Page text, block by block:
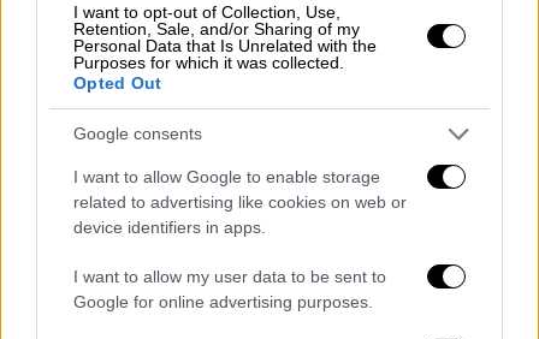
I want to opt-out of Collection, Use,
Retention, Sale, and/or Sharing of my
Personal Data that Is Unrelated with the
Purposes for which it was collected.
Opted Out
Google consents
I want to allow Google to enable storage
related to advertising like cookies on web or
device identifiers in apps.
I want to allow my user data to be sent to
Google for online advertising purposes.
όπως μεταδίδει το dikastiko.gr.
Ασαφείςχαρακτήρισε τιςαναφορές ΚΙΝΑΛ
και κατέληξε πως «δεν συντρέχουν τα
αντικειμενικά στοιχεία της κατάχρησης
εξουσίας, για την πρώην Εισαγγελέα
Διαφθοράς Ελένη Τουλουπάκη».
Ο εγκέλαδος ισοπεδώνει την οικονομία